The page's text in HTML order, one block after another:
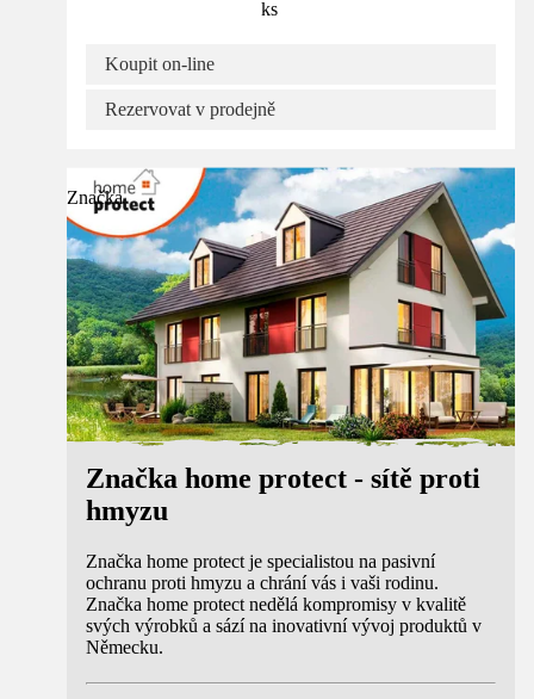
ks
Koupit on-line
Rezervovat v prodejně
Značka
Značka home protect - sítě proti
hmyzu
Značka home protect je specialistou na pasivní
ochranu proti hmyzu a chrání vás i vaši rodinu.
Značka home protect nedělá kompromisy v kvalitě
svých výrobků a sází na inovativní vývoj produktů v
Německu.